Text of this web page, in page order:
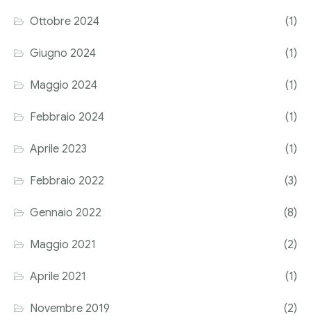
Ottobre 2024 (1)
Giugno 2024 (1)
Maggio 2024 (1)
Febbraio 2024 (1)
Aprile 2023 (1)
Febbraio 2022 (3)
Gennaio 2022 (8)
Maggio 2021 (2)
Aprile 2021 (1)
Novembre 2019 (2)